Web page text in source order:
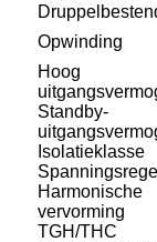
Opwinding
Hoog
Standby-
Isolatieklasse
Harmonische
vervorming
TGH/THC